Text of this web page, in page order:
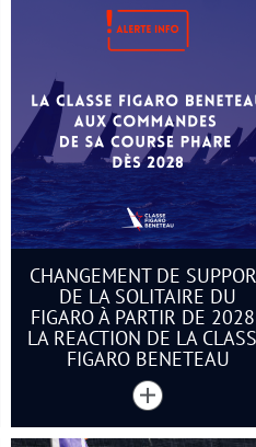
CHANGEMENT DE
DE LA SOLITAIRE DU
FIGARO À PARTIR DE
LA REACTION DE LA
FIGARO BENETEAU